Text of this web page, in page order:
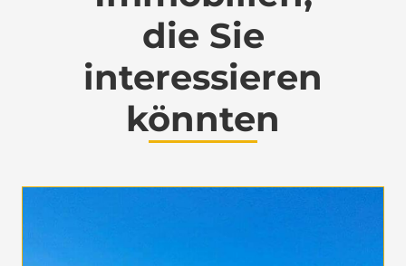
die Sie
interessieren
könnten